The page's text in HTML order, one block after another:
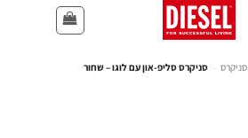
סניקרס - סניקרס סליפ-און עם לוגו – שחור